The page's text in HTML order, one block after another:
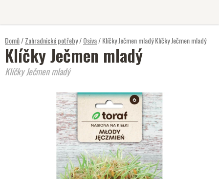
Domů/Zahradnické potřeby/Osiva/Klíčky Ječmen mladýKlíčky Ječmen mladý
Klíčky Ječmen mladý
Klíčky Ječmen mladý